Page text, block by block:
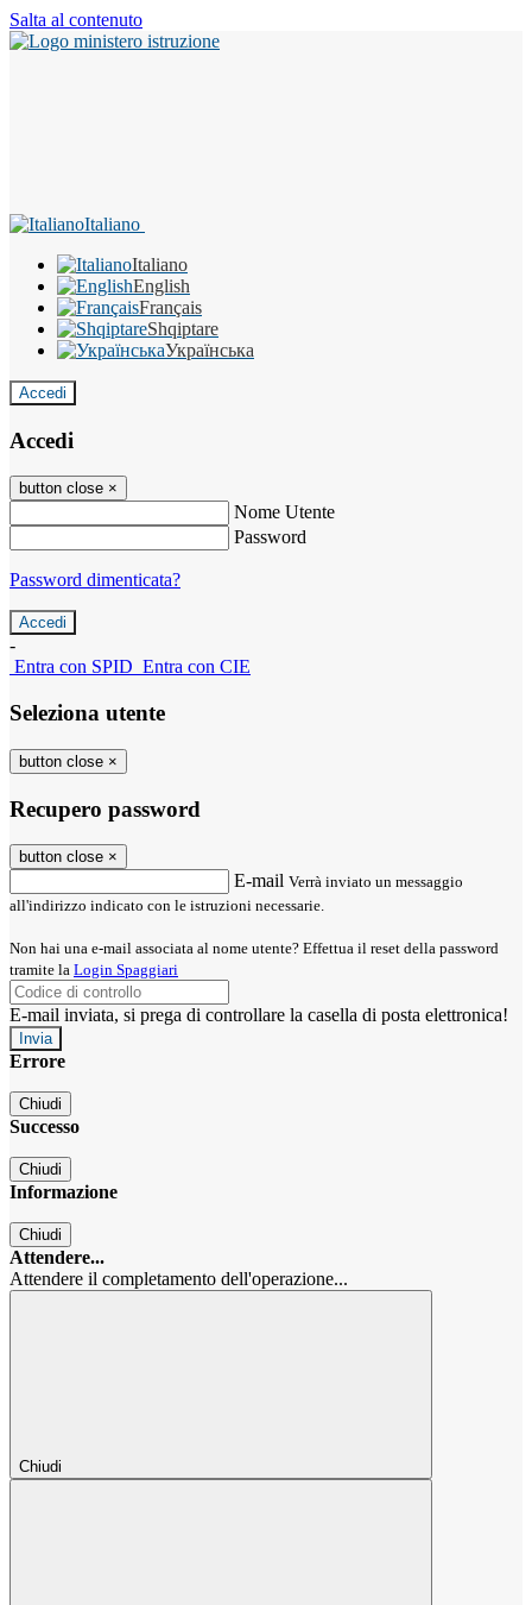
Salta al contenuto
Italiano
Italiano
English
Français
Shqiptare
Українська
Accedi
Accedi
button close ×
Nome Utente
Password
Password dimenticata?
-
Entra con SPID Entra con CIE
Seleziona utente
button close ×
Recupero password
button close ×
E-mail Verrà inviato un messaggio
all'indirizzo indicato con le istruzioni necessarie.
Non hai una e-mail associata al nome utente? Effettua il reset della password
tramite la Login Spaggiari
E-mail inviata, si prega di controllare la casella di posta elettronica!
Errore
Chiudi
Successo
Chiudi
Informazione
Chiudi
Attendere...
Attendere il completamento dell'operazione...
Chiudi